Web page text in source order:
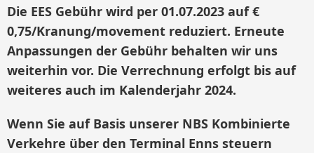
Die EES Gebühr wird per 01.07.2023 auf €
0,75/Kranung/movement reduziert. Erneute
Anpassungen der Gebühr behalten wir uns
weiterhin vor. Die Verrechnung erfolgt bis auf
weiteres auch im Kalenderjahr 2024.
Wenn Sie auf Basis unserer NBS Kombinierte
Verkehre über den Terminal Enns steuern